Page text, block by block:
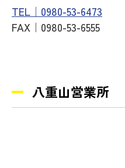
TEL｜0980-53-6473
FAX｜0980-53-6555
八重山営業所